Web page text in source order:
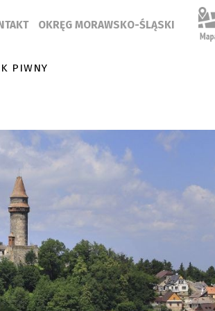
OKRĘG MORAWSKO-ŚLĄSKI
PIWNY